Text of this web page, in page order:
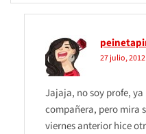
27 julio,
Jajaja, no soy profe,
compañera, pero mira
viernes anterior hice